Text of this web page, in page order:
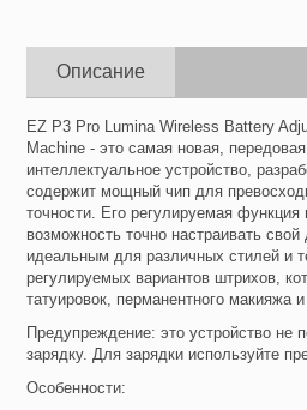
Описание
EZ P3 Pro Lumina Wireless Battery
Machine - это самая новая,
интеллектуальное устройство,
содержит мощный чип для
точности. Его регулируемая
возможность точно настраивать
идеальным для различных стилей и
регулируемых вариантов штрихов,
татуировок, перманентного макияжа
Предупреждение: это устройство не
зарядку. Для зарядки используйте
Особенности: